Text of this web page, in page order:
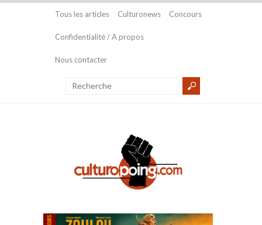
Tous les articles Culturonews Concours
Confidentialité / A propos
Nous contacter